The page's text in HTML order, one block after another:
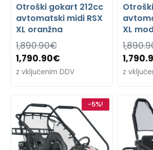
Otroški gokart 212cc
avtomatski midi RSX
XL oranžna
1,890.90€
1,790.90€
z vključenim DDV
XL
z
-5%!